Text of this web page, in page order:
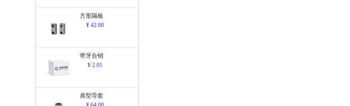
方形隔板
¥ 42.00
带牙合销
¥ 2.01
肩型导套